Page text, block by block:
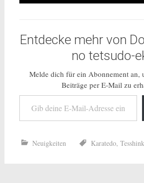
Entdecke mehr von
no tetsudo-
Melde dich für ein Abonnement an,
Beiträge per E-Mail zu
Gib deine E-Mail-Adresse ein ...
Neuigkeiten Karatedo,